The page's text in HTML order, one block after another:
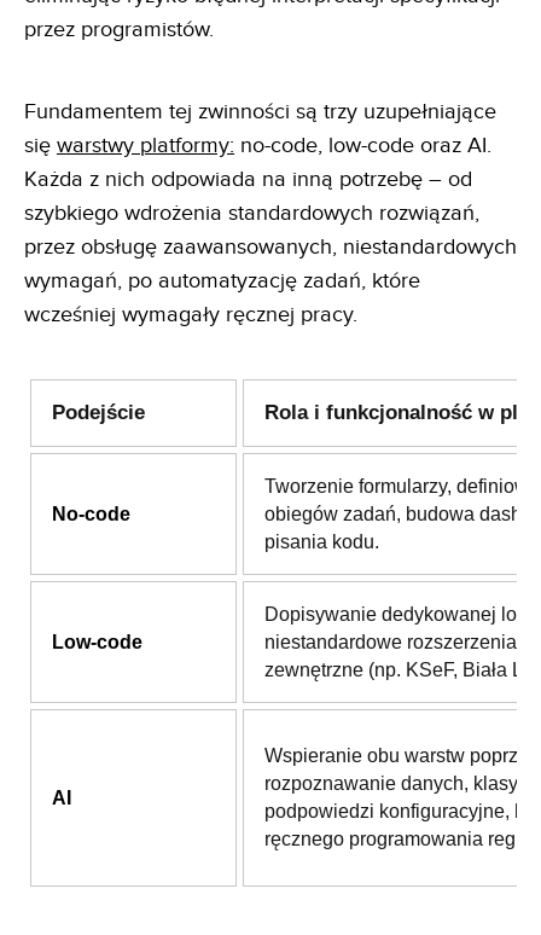
przez programistów.
Fundamentem tej zwinności są trzy uzupełniające
się warstwy platformy: no-code, low-code oraz AI.
Każda z nich odpowiada na inną potrzebę – od
szybkiego wdrożenia standardowych rozwiązań,
przez obsługę zaawansowanych, niestandardowych
wymagań, po automatyzację zadań, które
wcześniej wymagały ręcznej pracy.
Podejście Rola i funkcjonalność w
No-code
Tworzenie formularzy,
obiegów zadań, budowa
pisania kodu.
Low-code
Dopisywanie dedykowanej
niestandardowe rozszerzenia i
zewnętrzne (np. KSeF, Biała
AI
Wspieranie obu warstw
rozpoznawanie danych,
podpowiedzi konfiguracyjne,
ręcznego programowania reguł.